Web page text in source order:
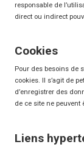
responsable de
direct ou indirect
Cookies
Pour des besoins de
cookies. Il s’agit de
d’enregistrer des
de ce site ne peuvent
Liens